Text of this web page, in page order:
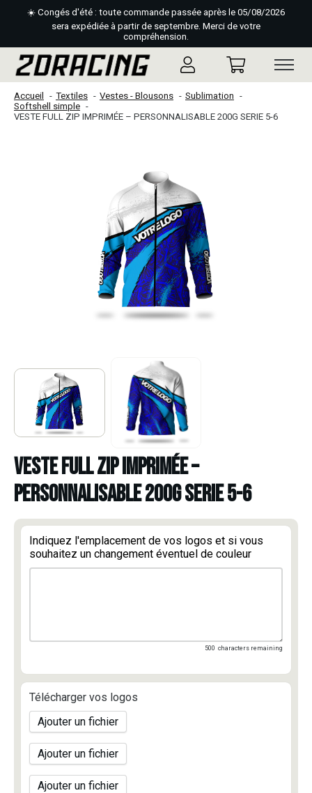
☀️ Congés d'été : toute commande passée après le 05/08/2026
sera expédiée à partir de septembre. Merci de votre
compréhension.
Accueil Textiles Vestes - Blousons
Sublimation
Softshell simple
VESTE FULL ZIP IMPRIMÉE – PERSONNALISABLE 200G SERIE 5-6
VESTE FULL ZIP IMPRIMÉE –
PERSONNALISABLE 200G SERIE 5-6
Indiquez l'emplacement de vos logos et si vous
souhaitez un changement éventuel de couleur
500 characters remaining
Télécharger vos logos
Ajouter un fichier
Ajouter un fichier
Ajouter un fichier